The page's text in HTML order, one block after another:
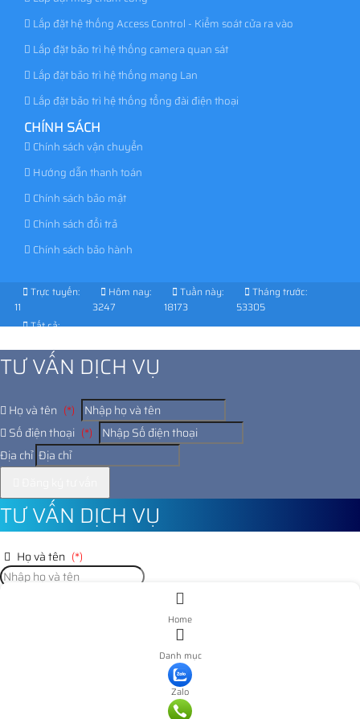
Lắp đặt hệ thống Access Control - Kiểm soát cửa ra vào
Lắp đặt bảo trì hệ thống camera quan sát
Lắp đặt bảo trì hệ thống mạng Lan
Lắp đặt bảo trì hệ thống tổng đài điện thoại
CHÍNH SÁCH
Chính sách vận chuyển
Hướng dẫn thanh toán
Chính sách bảo mật
Chính sách đổi trả
Chính sách bảo hành
Trực tuyến:
11
Hôm nay:
3247
Tuần này:
18173
Tháng trước:
53305
Tất cả:
TƯ VẤN DỊCH VỤ
Họ và tên (*)
Số điện thoại (*)
Địa chỉ
TƯ VẤN DỊCH VỤ
Họ và tên (*)
Home
Danh mục
Zalo